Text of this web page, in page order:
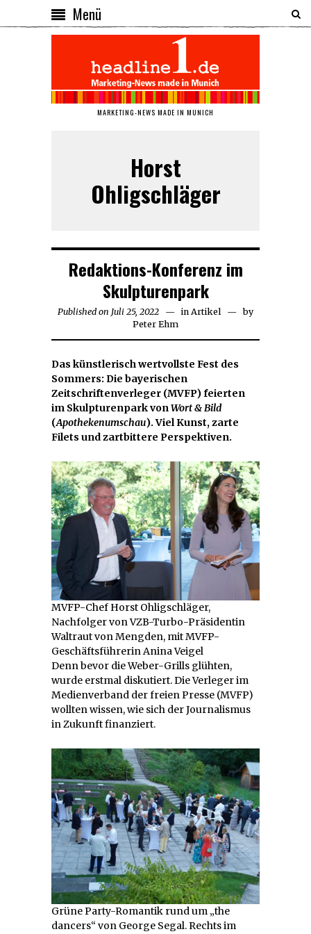
Menü
MARKETING-NEWS MADE IN MUNICH
Horst
Ohligschläger
Redaktions-Konferenz im
Skulpturenpark
Published on Juli 25, 2022 Juli
27,
2022
in Artikel
by
Peter Ehm
Das künstlerisch wertvollste Fest des
Sommers: Die bayerischen
Zeitschriftenverleger (MVFP) feierten
im Skulpturenpark vonWort & Bild
(Apothekenumschau). Viel Kunst, zarte
Filets und zartbittere Perspektiven.
MVFP-Chef Horst Ohligschläger,
Nachfolger von VZB-Turbo-Präsidentin
Waltraut von Mengden, mit MVFP-
Geschäftsführerin Anina Veigel
Denn bevor die Weber-Grills glühten,
wurde erstmal diskutiert. Die Verleger im
Medienverband der freien Presse (MVFP)
wollten wissen, wie sich der Journalismus
in Zukunft finanziert.
Grüne Party-Romantik rund um „the
dancers“ von George Segal. Rechts im